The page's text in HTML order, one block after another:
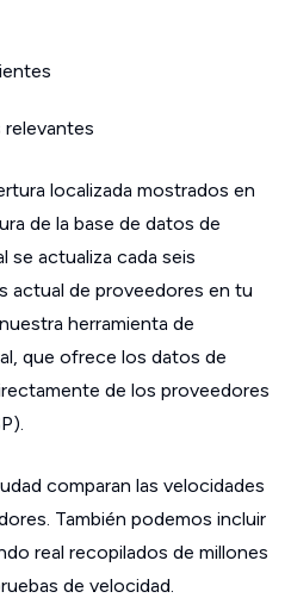
localizada mostrados en
de la base de datos de
se actualiza cada seis
actual de proveedores en tu
herramienta de
que ofrece los datos de
de los proveedores
comparan las velocidades
También podemos incluir
real recopilados de millones
de velocidad.